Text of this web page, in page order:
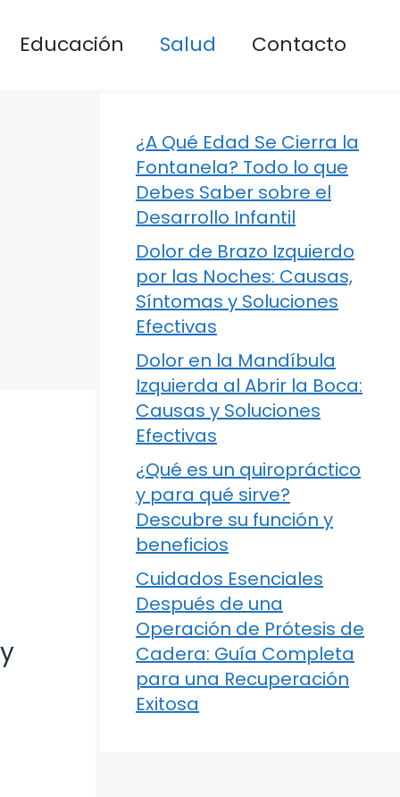
Educación Salud Contacto
¿A Qué Edad Se Cierra la
Fontanela? Todo lo que
Debes Saber sobre el
Desarrollo Infantil
Dolor de Brazo Izquierdo
por las Noches: Causas,
Síntomas y Soluciones
Efectivas
Dolor en la Mandíbula
Izquierda al Abrir la Boca:
Causas y Soluciones
Efectivas
¿Qué es un quiropráctico
y para qué sirve?
Descubre su función y
beneficios
Cuidados Esenciales
Después de una
Operación de Prótesis de
Cadera: Guía Completa
para una Recuperación
Exitosa